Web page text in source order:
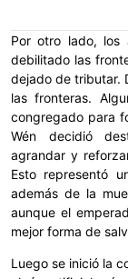
Por otro lado, los
debilitado las
dejado de tributar.
las fronteras.
congregado para
Wén decidió
agrandar y
Esto representó
además de la
aunque el
mejor forma de
Luego se inició la